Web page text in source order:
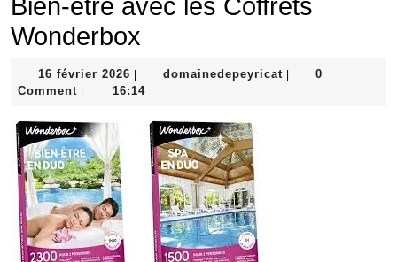
Bien-être avec les Coffrets
Wonderbox
16 février 2026 16
février
| domainedepeyricat |
0
Comment | 16:14